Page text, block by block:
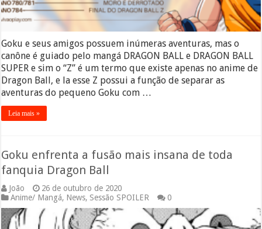
Goku e seus amigos possuem inúmeras aventuras, mas o
canône é guiado pelo mangá DRAGON BALL e DRAGON BALL
SUPER e sim o “Z” é um termo que existe apenas no anime de
Dragon Ball, e la esse Z possui a função de separar as
aventuras do pequeno Goku com …
Leia mais »
Goku enfrenta a fusão mais insana de toda
fanquia Dragon Ball
João
26 de outubro de 2020
Anime/ Mangá, News, Sessão SPOILER 0